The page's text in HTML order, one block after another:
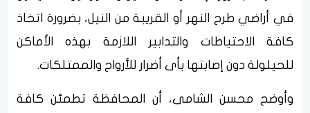
في أراضي طرح النهر أو القريبة من النيل، بضرورة اتخاذ
كافة الاحتياطات والتدابير اللازمة بهذه الأماكن
للحيلولة دون إصابتها بأى أضرار للأرواح والممتلكات.
وأوضح محسن الشامى، أن المحافظة تطمئن كافة